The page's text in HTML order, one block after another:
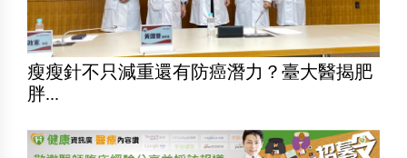
瘦瘦針不只減重還有防癌潛力？臺大醫揭肥
胖...